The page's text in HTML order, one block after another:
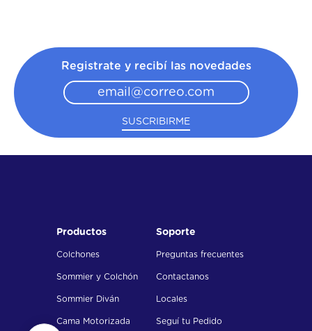
Registrate y recibí las novedades
SUSCRIBIRME
Productos
Colchones
Sommier y Colchón
Sommier Diván
Cama Motorizada
Soporte
Preguntas frecuentes
Contactanos
Locales
Seguí tu Pedido